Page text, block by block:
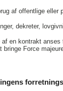
af offentlige eller
dekreter,
af en kontrakt
bringe Force